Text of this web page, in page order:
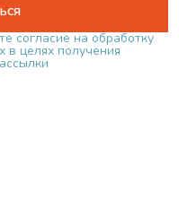
согласие на обработку
в целях получения